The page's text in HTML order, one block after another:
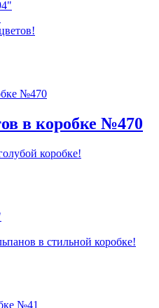
в коробке №470
коробке!
в стильной коробке!